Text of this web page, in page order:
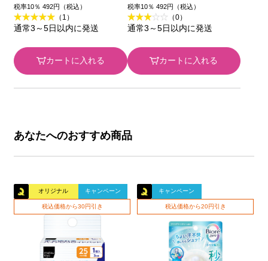
税率10％ 492円（税込）
（1）
通常3～5日以内に発送
カートに入れる
税率10％ 492円（税込）
（0）
通常3～5日以内に発送
カートに入れる
あなたへのおすすめ商品
オリジナル キャンペーン
税込価格から30円引き
キャンペーン
税込価格から20円引き